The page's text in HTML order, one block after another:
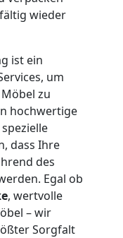
wieder
ist ein
um
zu
hochwertige
dass Ihre
des
Egal ob
, wertvolle
– wir
Sorgfalt